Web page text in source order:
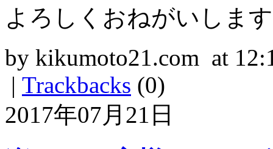
よろしくおねがいしま
by kikumoto21.com at
| Trackbacks (0)
2017年07月21日